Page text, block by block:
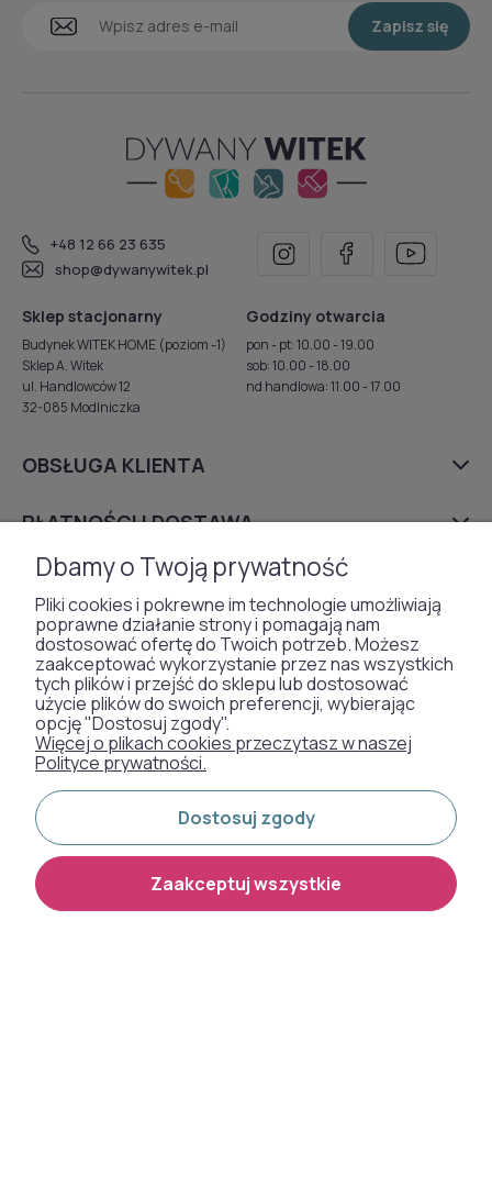
Zapisz się
+48 12 66 23 635
shop@dywanywitek.pl
Sklep stacjonarny
Budynek WITEK HOME (poziom -1)
Sklep A. Witek
ul. Handlowców 12
32-085 Modlniczka
Godziny otwarcia
pon - pt: 10.00 - 19.00
sob: 10.00 - 18.00
nd handlowa: 11.00 - 17.00
OBSŁUGA KLIENTA
PŁATNOŚCI I DOSTAWA
FIRMA
DYWANY
TAPETY
SZTUCZNA TRAWA
WYKŁADZINY DYWANOWE
Dbamy o Twoją prywatność
Pliki cookies i pokrewne im technologie umożliwiają
poprawne działanie strony i pomagają nam
dostosować ofertę do Twoich potrzeb. Możesz
zaakceptować wykorzystanie przez nas wszystkich
tych plików i przejść do sklepu lub dostosować
użycie plików do swoich preferencji, wybierając
opcję "Dostosuj zgody".
Więcej o plikach cookies przeczytasz w naszej
Polityce prywatności.
Dostosuj zgody
Zaakceptuj wszystkie